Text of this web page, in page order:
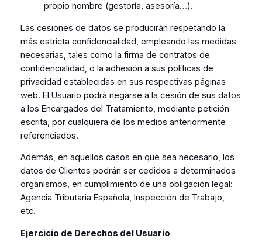
propio nombre (gestoría, asesoría…).
Las cesiones de datos se producirán respetando la
más estricta confidencialidad, empleando las medidas
necesarias, tales como la firma de contratos de
confidencialidad, o la adhesión a sus políticas de
privacidad establecidas en sus respectivas páginas
web. El Usuario podrá negarse a la cesión de sus datos
a los Encargados del Tratamiento, mediante petición
escrita, por cualquiera de los medios anteriormente
referenciados.
Además, en aquellos casos en que sea necesario, los
datos de Clientes podrán ser cedidos a determinados
organismos, en cumplimiento de una obligación legal:
Agencia Tributaria Española, Inspección de Trabajo,
etc.
Ejercicio de Derechos del Usuario